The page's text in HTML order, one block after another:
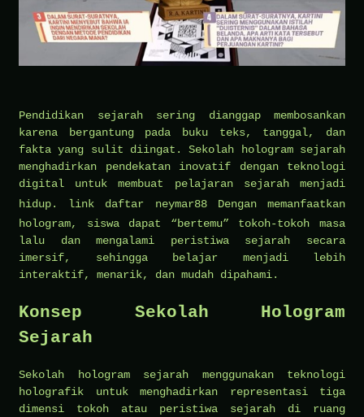
Pendidikan sejarah sering dianggap membosankan
karena bergantung pada buku teks, tanggal, dan
fakta yang sulit diingat. Sekolah hologram sejarah
menghadirkan pendekatan inovatif dengan teknologi
digital untuk membuat pelajaran sejarah menjadi
hidup. link daftar neymar88Dengan memanfaatkan
hologram, siswa dapat “bertemu” tokoh-tokoh masa
lalu dan mengalami peristiwa sejarah secara
imersif, sehingga belajar menjadi lebih
interaktif, menarik, dan mudah dipahami.
Konsep Sekolah Hologram
Sejarah
Sekolah hologram sejarah menggunakan teknologi
holografik untuk menghadirkan representasi tiga
dimensi tokoh atau peristiwa sejarah di ruang